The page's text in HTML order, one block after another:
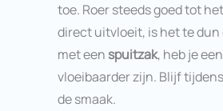
toe. Roer steeds goed tot
direct uitvloeit, is het te dun
met eenspuitzak, heb je
vloeibaarder zijn. Blijf
de smaak.